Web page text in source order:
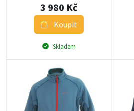
3 980 Kč
Koupit
Skladem